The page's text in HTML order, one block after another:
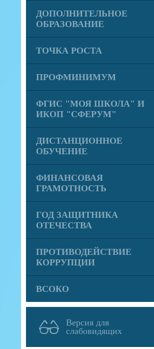
ДОПОЛНИТЕЛЬНОЕ
ОБРАЗОВАНИЕ
ТОЧКА РОСТА
ПРОФМИНИМУМ
ФГИС "МОЯ ШКОЛА" И
ИКОП "СФЕРУМ"
ДИСТАНЦИОННОЕ
ОБУЧЕНИЕ
ФИНАНСОВАЯ
ГРАМОТНОСТЬ
ГОД ЗАЩИТНИКА
ОТЕЧЕСТВА
ПРОТИВОДЕЙСТВИЕ
КОРРУПЦИИ
ВСОКО
Версия для
слабовидящих